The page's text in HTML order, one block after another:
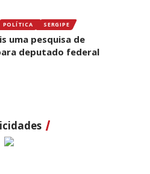
POLÍTICA SERGIPE
uma pesquisa de
deputado federal